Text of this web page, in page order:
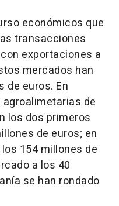
económicos que
transacciones
exportaciones a
mercados han
de euros. En
de
los dos primeros
de euros; en
154 millones de
a los 40
se han rondado